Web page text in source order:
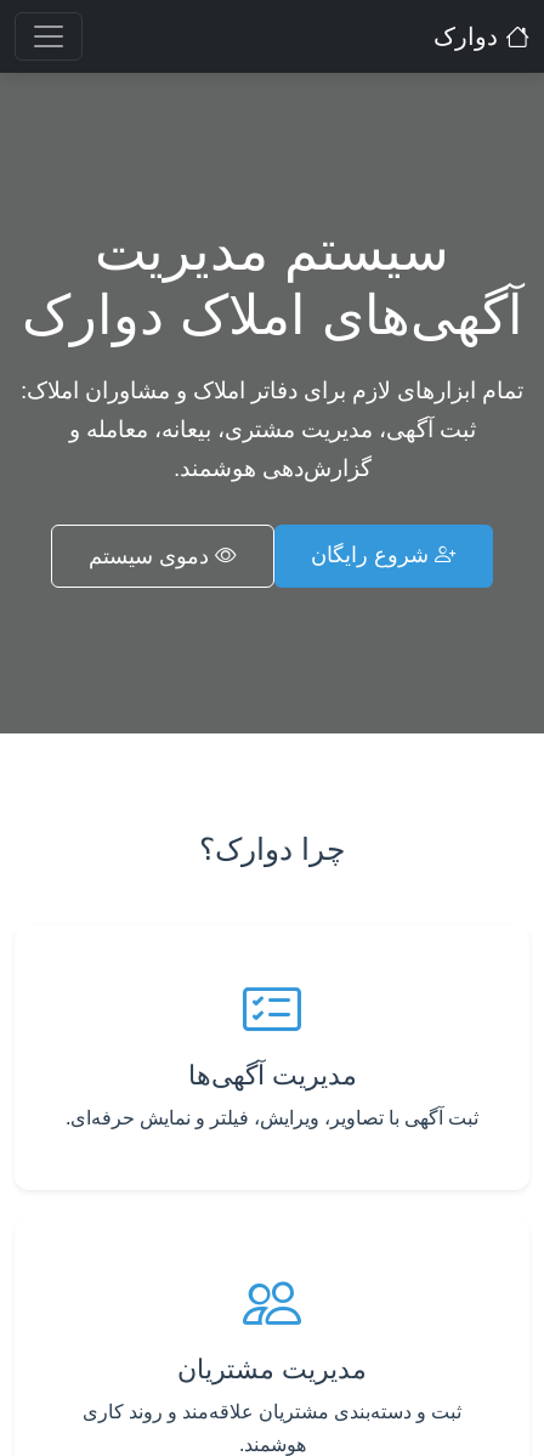
دوارک
سیستم مدیریت
آگهی‌های املاک دوارک
تمام ابزارهای لازم برای دفاتر املاک و مشاوران املاک:
ثبت آگهی، مدیریت مشتری، بیعانه، معامله و
گزارش‌دهی هوشمند.
شروع رایگان دموی سیستم
چرا دوارک؟
مدیریت آگهی‌ها
ثبت آگهی با تصاویر، ویرایش، فیلتر و نمایش حرفه‌ای.
مدیریت مشتریان
ثبت و دسته‌بندی مشتریان علاقه‌مند و روند کاری
هوشمند.